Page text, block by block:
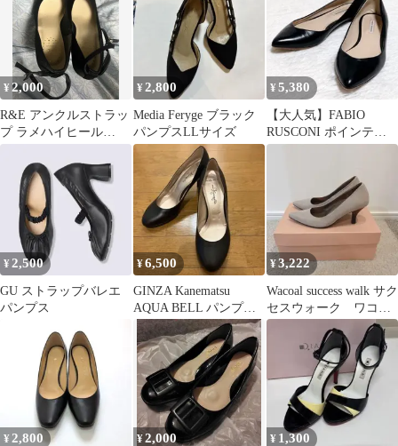
¥2,000
R&E アンクルストラッ
プ ラメハイヒール
23cm
¥2,800
Media Feryge ブラック
パンプスLLサイズ
¥ 5,380
【大人気】FABIO
RUSCONI ポインテッ
ド フラットパンプス 黒
¥2,500
GU ストラップバレエ
パンプス
¥6,500
GINZA Kanematsu
AQUA BELL パンプス
ブラック
¥3,222
Wacoal success walk サク
セスウォーク ワコー
ル
¥2,800 ¥2,000 ¥ 1,300